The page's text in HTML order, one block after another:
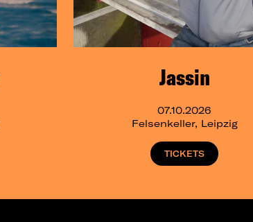
Jassin
07.10.2026
Felsenkeller, Leipzig
TICKETS